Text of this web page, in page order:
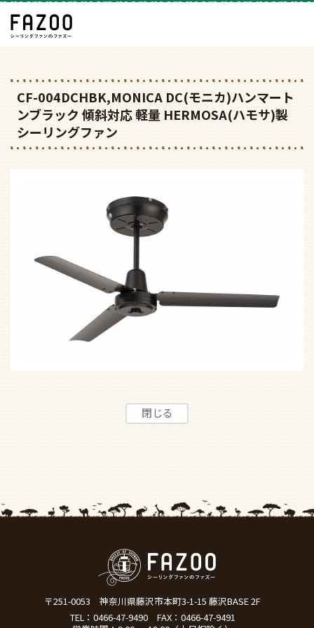
CF-004DCHBK,MONICA DC(モニカ)ハンマート
ンブラック 傾斜対応 軽量 HERMOSA(ハモサ)製
シーリングファン
〒251-0053
神奈川県藤沢市本町3-1-15 藤沢BASE 2F
TEL： 0466-47-9490
FAX：0466-47-9491